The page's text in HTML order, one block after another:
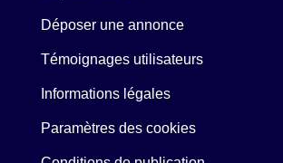
Déposer une annonce
Témoignages utilisateurs
Informations légales
Paramètres des cookies